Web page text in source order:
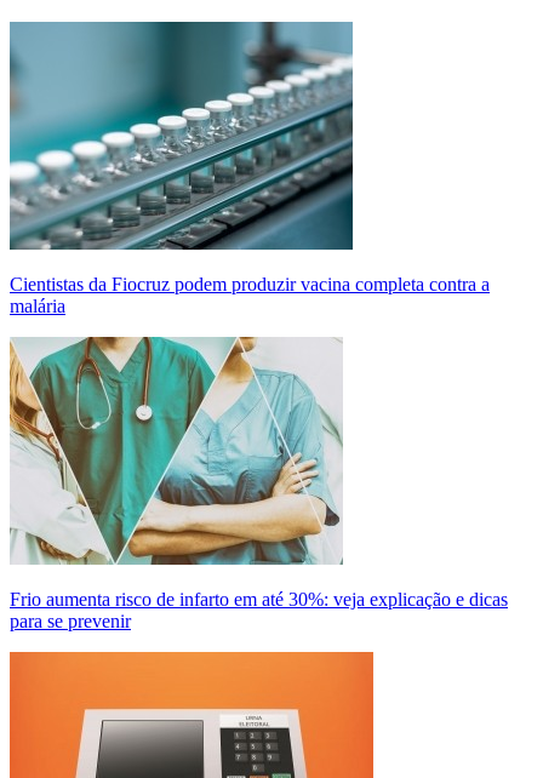
Cientistas da Fiocruz podem produzir vacina completa contra a
malária
Frio aumenta risco de infarto em até 30%: veja explicação e dicas
para se prevenir